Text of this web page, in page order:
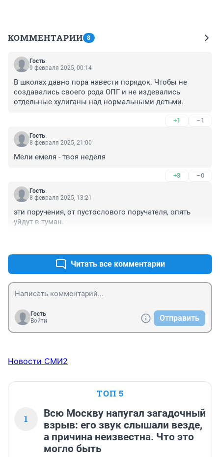
КОММЕНТАРИИ 8
Гость
9 февраля 2025, 00:14
В школах давно пора навести порядок. Чтобы не
создавались своего рода ОПГ и не издевались
отдельные хулиганы над нормальными детьми.
+1 –1
Гость
8 февраля 2025, 21:00
Мели емеля - твоя неделя
+3 –0
Гость
8 февраля 2025, 13:21
эти поручения, от пустослового поручателя, опять
уйдут в туман.
Читать все комментарии
Гость
Войти
Отправить
Новости СМИ2
ТОП 5
1
Всю Москву напугал загадочный
взрыв: его звук слышали везде,
а причина неизвестна. Что это
могло быть